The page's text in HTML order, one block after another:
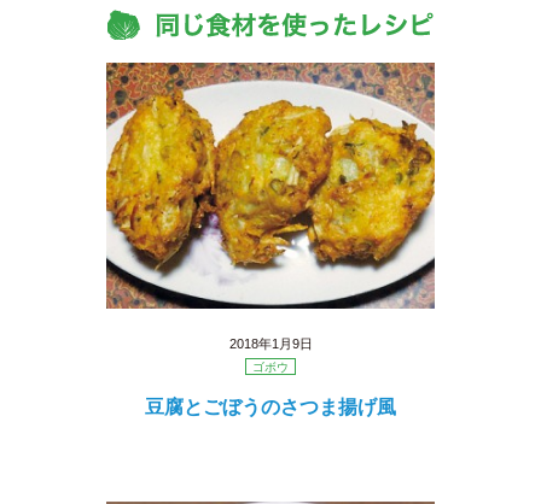
2018年1月9日
ゴボウ
豆腐とごぼうのさつま揚げ風